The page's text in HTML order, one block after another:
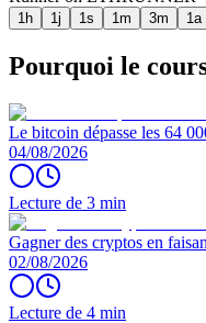
1h 1j 1s 1m 3m 1a
Pourquoi le
Le bitcoin dépasse les 64
04/08/2026
Lecture de 3 min
Gagner des cryptos en
02/08/2026
Lecture de 4 min